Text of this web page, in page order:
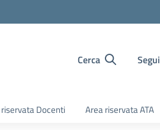
Cerca
Docenti Area riservata ATA